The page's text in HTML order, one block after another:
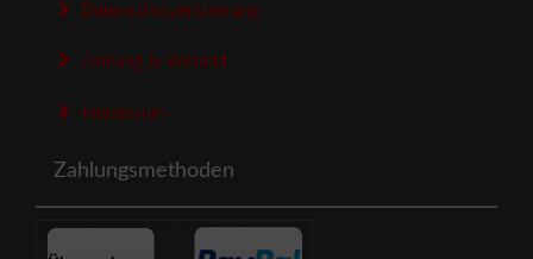
Datenschutzerklaerung
Zahlung & Versand
Impressum
Zahlungsmethoden